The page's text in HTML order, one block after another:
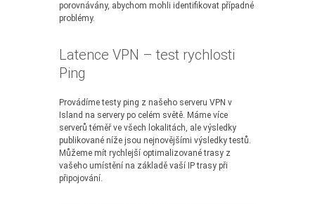
porovnávány, abychom mohli identifikovat případné
problémy.
Latence VPN – test rychlosti
Ping
Provádíme testy ping z našeho serveru VPN v
Island na servery po celém světě. Máme více
serverů téměř ve všech lokalitách, ale výsledky
publikované níže jsou nejnovějšími výsledky testů.
Můžeme mít rychlejší optimalizované trasy z
vašeho umístění na základě vaší IP trasy při
připojování.